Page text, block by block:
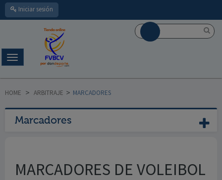
Iniciar sesión
Navegación
Toggle
HOME > ARBITRAJE > MARCADORES
Marcadores
MARCADORES DE VOLEIBOL